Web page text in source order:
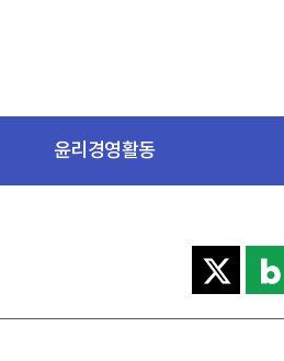
윤리경영활동